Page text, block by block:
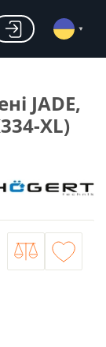
JADE,
XL)